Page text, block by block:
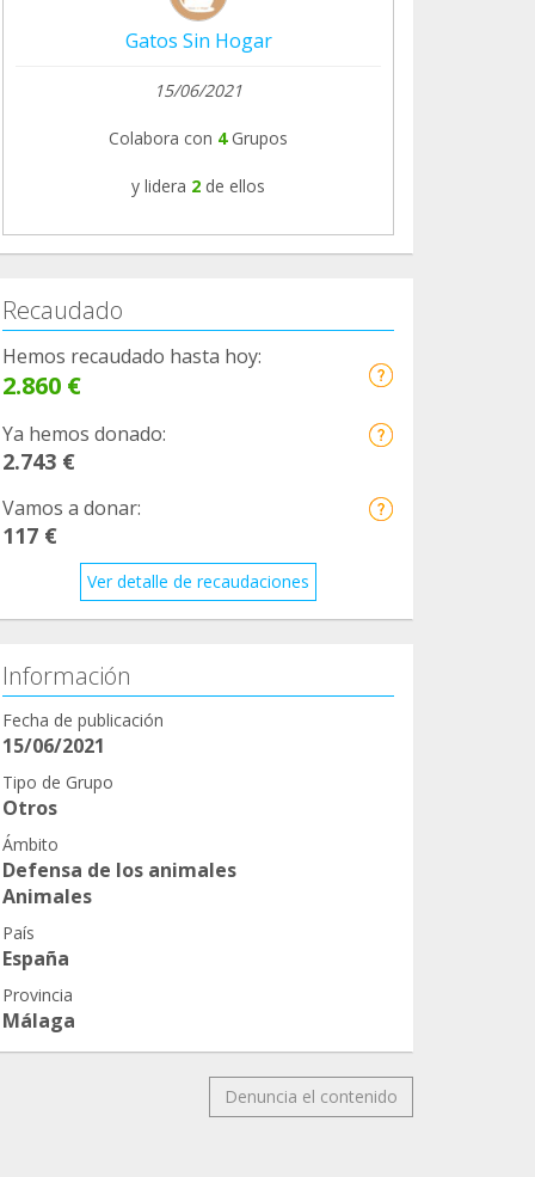
Gatos Sin Hogar
15/06/2021
Colabora con 4Grupos
y lidera 2 de ellos
Recaudado
Hemos recaudado hasta hoy:
2.860 €
Ya hemos donado:
2.743 €
Vamos a donar:
117 €
Ver detalle de recaudaciones
Información
Fecha de publicación
15/06/2021
Tipo de Grupo
Otros
Ámbito
Defensa de los animales
Animales
País
España
Provincia
Málaga
Denuncia el contenido